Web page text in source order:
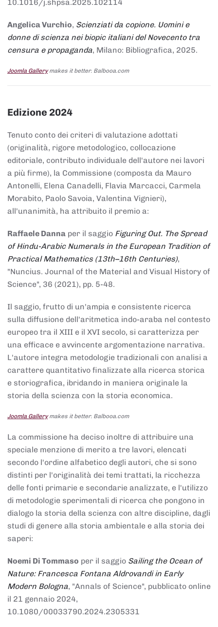
10.1016/j.shpsa.2025.102114
Angelica Vurchio, Scienziati da copione. Uomini e
donne di scienza nei biopic italiani del Novecento tra
censura e propaganda, Milano: Bibliografica, 2025.
Joomla Gallerymakes it better. Balbooa.com
Edizione 2024
Tenuto conto dei criteri di valutazione adottati
(originalità, rigore metodologico, collocazione
editoriale, contributo individuale dell'autore nei lavori
a più firme), la Commissione (composta da Mauro
Antonelli, Elena Canadelli, Flavia Marcacci, Carmela
Morabito, Paolo Savoia, Valentina Vignieri),
all'unanimità, ha attribuito il premio a:
Raffaele Danna per il saggio Figuring Out. The Spread
of Hindu-Arabic Numerals in the European Tradition of
Practical Mathematics (13th–16th Centuries),
"Nuncius. Journal of the Material and Visual History of
Science", 36 (2021), pp. 5-48.
Il saggio, frutto di un'ampia e consistente ricerca
sulla diffusione dell'aritmetica indo-araba nel contesto
europeo tra il XIII e il XVI secolo, si caratterizza per
una efficace e avvincente argomentazione narrativa.
L'autore integra metodologie tradizionali con analisi a
carattere quantitativo finalizzate alla ricerca storica
e storiografica, ibridando in maniera originale la
storia della scienza con la storia economica.
Joomla Gallerymakes it better. Balbooa.com
La commissione ha deciso inoltre di attribuire una
speciale menzione di merito a tre lavori, elencati
secondo l'ordine alfabetico degli autori, che si sono
distinti per l'originalità dei temi trattati, la ricchezza
delle fonti primarie e secondarie analizzate, e l'utilizzo
di metodologie sperimentali di ricerca che pongono in
dialogo la storia della scienza con altre discipline, dagli
studi di genere alla storia ambientale e alla storia dei
saperi:
Noemi Di Tommaso per il saggio Sailing the Ocean of
Nature: Francesca Fontana Aldrovandi in Early
Modern Bologna, "Annals of Science", pubblicato online
il 21 gennaio 2024,
10.1080/00033790.2024.2305331